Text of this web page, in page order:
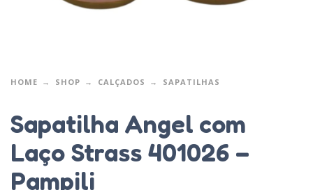
HOME SHOP CALÇADOS SAPATILHAS
Sapatilha Angel com
Laço Strass 401026 –
Pampili